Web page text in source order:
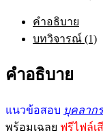
คำอธิบาย
บทวิจารณ์ (1)
คำอธิบาย
แนวข้อสอบ บุคลากร
พร้อมเฉลย ฟรีไฟล์